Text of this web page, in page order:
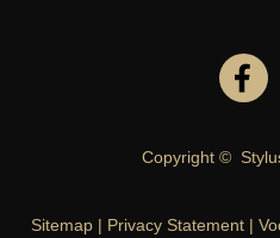
Copyright ©
Sitemap | Privacy Statement |